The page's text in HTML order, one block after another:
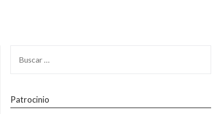
Patrocinio